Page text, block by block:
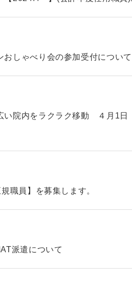
おしゃべり会の参加受付について
院内をラクラク移動 ４月1日
職員】を募集します。
派遣について